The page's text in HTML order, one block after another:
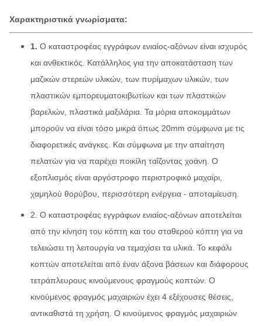
Χαρακτηριστικά γνωρίσματα:
1. Ο καταστροφέας εγγράφων ενιαίος-αξόνων είναι ισχυρός
και ανθεκτικός. Κατάλληλος για την αποκατάσταση των
μαζικών στερεών υλικών, των πυρίμαχων υλικών, των
πλαστικών εμπορευματοκιβωτίων και των πλαστικών
βαρελιών, πλαστικά μαξιλάρια. Τα μόρια αποκομμάτων
μπορούν να είναι τόσο μικρά όπως 20mm σύμφωνα με τις
διαφορετικές ανάγκες. Και σύμφωνα με την απαίτηση
πελατών για να παρέχει ποικίλη ταΐζοντας χοάνη. Ο
εξοπλισμός είναι αργόστροφο περιστροφικό μαχαίρι,
χαμηλού θορύβου, περισσότερη ενέργεια - αποταμίευση.
2. Ο καταστροφέας εγγράφων ενιαίος-αξόνων αποτελείται
από την κίνηση του κόπτη και του σταθερού κόπτη για να
τελειώσει τη λειτουργία να τεμαχίσει τα υλικά. Το κεφάλι
κοπτών αποτελείται από έναν άξονα βάσεων και διάφορους
τετράπλευρους κινούμενους φραγμούς κοπτών. Ο
κινούμενος φραγμός μαχαιριών έχει 4 εξέχουσες θέσεις,
αντικαθιστά τη χρήση. Ο κινούμενος φραγμός μαχαιριών